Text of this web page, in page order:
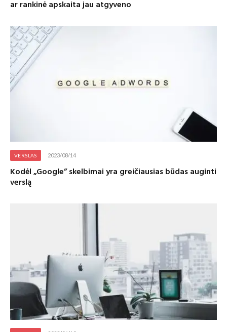
ar rankinė apskaita jau atgyveno
VERSLAS 2023/08/14
Kodėl „Google” skelbimai yra greičiausias būdas auginti
verslą